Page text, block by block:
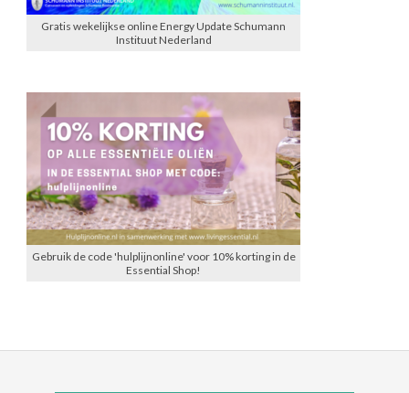
Gratis wekelijkse online Energy Update Schumann
Instituut Nederland
Gebruik de code 'hulplijnonline' voor 10% korting in de
Essential Shop!